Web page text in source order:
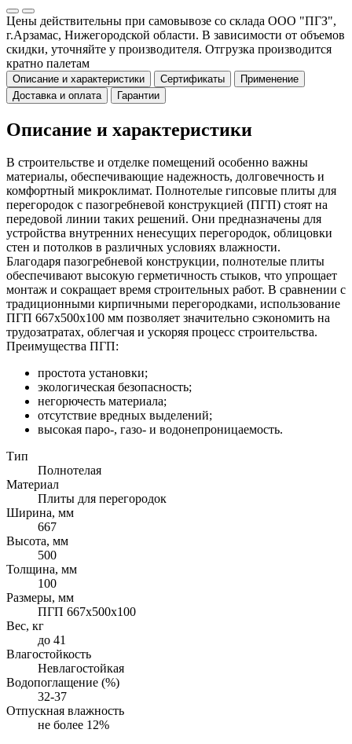
Цены действительны при самовывозе со склада ООО "ПГЗ",
г.Арзамас, Нижегородской области. В зависимости от объемов
скидки, уточняйте у производителя. Отгрузка производится
кратно палетам
Описание и характеристики Сертификаты
Применение
Доставка и оплата
Гарантии
Описание и характеристики
В строительстве и отделке помещений особенно важны
материалы, обеспечивающие надежность, долговечность и
комфортный микроклимат. Полнотелые гипсовые плиты для
перегородок с пазогребневой конструкцией (ПГП) стоят на
передовой линии таких решений. Они предназначены для
устройства внутренних ненесущих перегородок, облицовки
стен и потолков в различных условиях влажности.
Благодаря пазогребневой конструкции, полнотелые плиты
обеспечивают высокую герметичность стыков, что упрощает
монтаж и сокращает время строительных работ. В сравнении с
традиционными кирпичными перегородками, использование
ПГП 667х500х100 мм позволяет значительно сэкономить на
трудозатратах, облегчая и ускоряя процесс строительства.
Преимущества ПГП:
простота установки;
экологическая безопасность;
негорючесть материала;
отсутствие вредных выделений;
высокая паро-, газо- и водонепроницаемость.
Тип
Полнотелая
Материал
Плиты для перегородок
Ширина, мм
667
Высота, мм
500
Толщина, мм
100
Размеры, мм
ПГП 667х500х100
Вес, кг
до 41
Влагостойкость
Невлагостойкая
Водопоглащение (%)
32-37
Отпускная влажность
не более 12%